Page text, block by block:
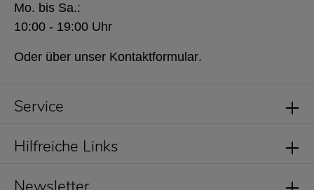
Service
Mo. bis Sa.:
10:00 - 19:00 Uhr
Oder über unser Kontaktformular.
Hilfreiche Links